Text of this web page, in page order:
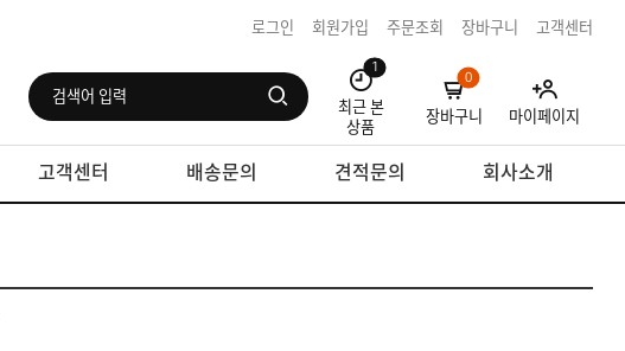
로그인 회원가입 주문조회 장바구니 고객센터
1
최근 본
상품
0
장바구니 마이페이지
고객센터 배송문의 견적문의 회사소개